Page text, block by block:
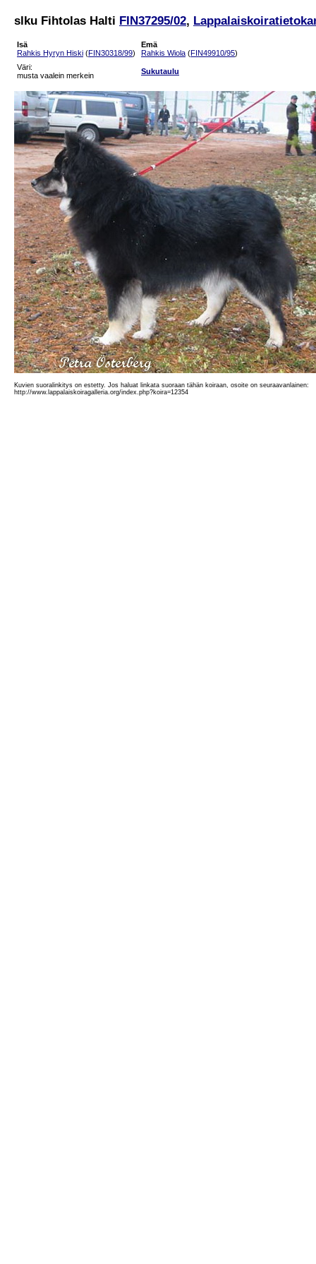
slku Fihtolas Halti FIN37295/02,
Isä
Rahkis Hyryn Hiski (FIN30318/99)
Emä
Rahkis Wiola (FIN49910/95)
Väri:
musta vaalein merkein
Sukutaulu
Kuvien suoralinkitys on estetty. Jos haluat linkata suoraan tähän koiraan, osoite on seuraavanlainen:
http://www.lappalaiskoiragalleria.org/index.php?koira=12354